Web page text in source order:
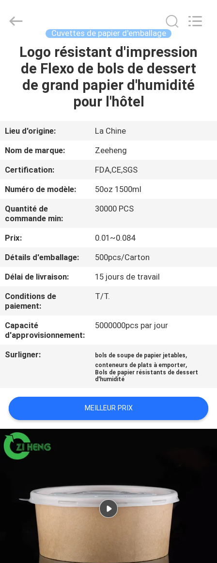
MAISON
PRODUITS
SUJET
DE
NOUS
VISITE
D'USINE
CONTRÔLE
DE
QUALITÉ
CONTACTEZ-
NOUS
NOUVELLES
UNE
CITATION
PLAN
DU
POLITIQUE
CONFIDENTIALITÉ
Environmental
Protection
Cuvettes de papier d'emballage
Logo résistant d'impression
de Flexo de bols de dessert
de grand papier d'humidité
pour l'hôtel
Lieu d'origine:
La Chine
Nom de marque:
Zeeheng
Certification:
FDA,CE,SGS
Numéro de modèle:
50oz 1500ml
Quantité de
commande min:
30000 PCS
Prix:
0.01~0.084
Détails d'emballage:
500pcs/Carton
Délai de livraison:
15 jours de travail
Conditions de
paiement:
T/T.
Capacité
d'approvisionnement:
5000000pcs par jour
Surligner: bols de soupe de papier jetables,
conteneurs de plats à emporter,
Bols de papier résistants de dessert
d'humidité
MEILLEUR PRIX